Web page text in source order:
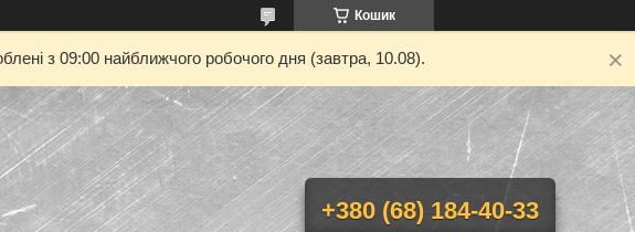
Кошик
з 09:00 найближчого робочого дня (завтра, 10.08).
+380 (68) 184-40-33